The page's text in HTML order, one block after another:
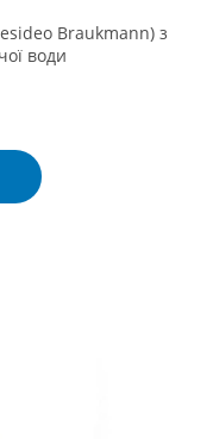
Braukmann) з
води